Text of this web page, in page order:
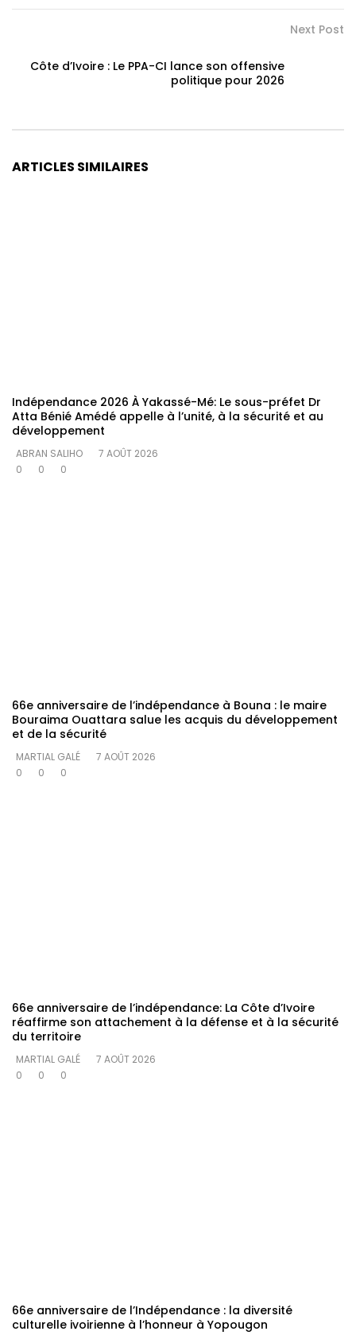
Next Post
Côte d’Ivoire : Le PPA-CI lance son offensive
politique pour 2026
ARTICLES SIMILAIRES
Indépendance 2026 À Yakassé-Mé: Le sous-préfet Dr
Atta Bénié Amédé appelle à l’unité, à la sécurité et au
développement
ABRAN SALIHO
7 AOÛT 2026
0
0 0
66e anniversaire de l’indépendance à Bouna : le maire
Bouraima Ouattara salue les acquis du développement
et de la sécurité
MARTIAL GALÉ
7 AOÛT 2026
0
0 0
66e anniversaire de l’indépendance: La Côte d’Ivoire
réaffirme son attachement à la défense et à la sécurité
du territoire
MARTIAL GALÉ
7 AOÛT 2026
0
0 0
66e anniversaire de l’Indépendance : la diversité
culturelle ivoirienne à l’honneur à Yopougon